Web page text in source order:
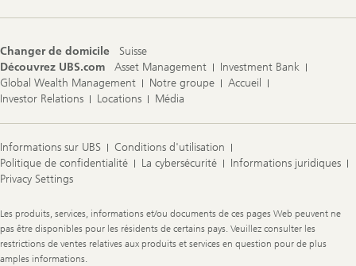
Changer de domicile
Suisse
Découvrez UBS.com
Asset Management
Investment Bank
Global Wealth Management
Notre groupe
Accueil
Investor Relations
Locations Média
Informations sur UBS
Conditions d'utilisation
Politique de confidentialité
La cybersécurité
Informations juridiques
Privacy Settings
Legal
Information
Les produits, services, informations et/ou documents de ces pages Web peuvent ne
pas être disponibles pour les résidents de certains pays. Veuillez consulter les
restrictions de ventes relatives aux produits et services en question pour de plus
amples informations.